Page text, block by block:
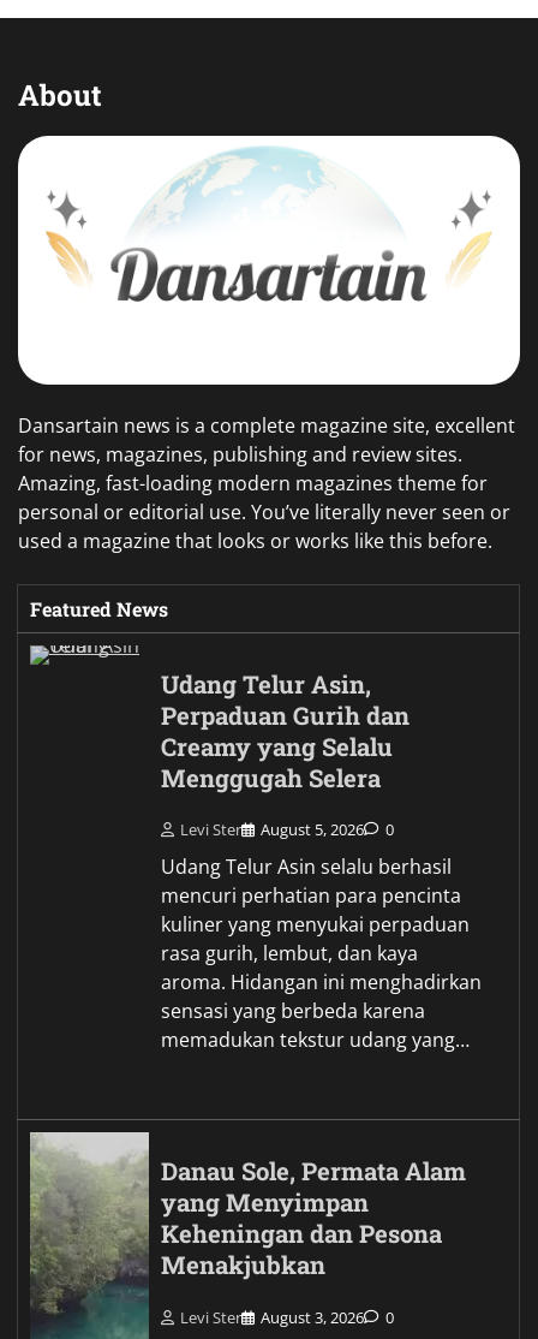
About
Dansartain news is a complete magazine site, excellent
for news, magazines, publishing and review sites.
Amazing, fast-loading modern magazines theme for
personal or editorial use. You’ve literally never seen or
used a magazine that looks or works like this before.
Featured News
Udang Telur Asin,
Perpaduan Gurih dan
Creamy yang Selalu
Menggugah Selera
Levi Ster August 5, 2026 0
Udang Telur Asin selalu berhasil
mencuri perhatian para pencinta
kuliner yang menyukai perpaduan
rasa gurih, lembut, dan kaya
aroma. Hidangan ini menghadirkan
sensasi yang berbeda karena
memadukan tekstur udang yang…
Danau Sole, Permata Alam
yang Menyimpan
Keheningan dan Pesona
Menakjubkan
Levi Ster August 3, 2026 0